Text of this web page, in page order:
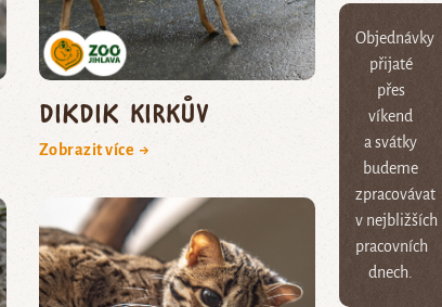
Objednávky
přijaté
přes
víkend
a svátky
budeme
zpracovávat
v nejbližších
pracovních
dnech.
dikdik Kirkův
Zobrazit více →